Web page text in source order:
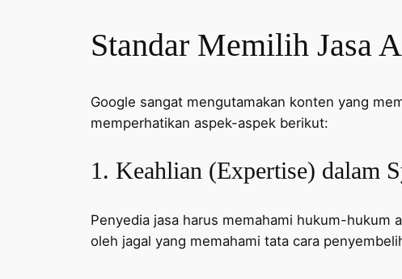
Standar Memilih Jasa
Google sangat mengutamakan konten yang
memperhatikan aspek-aspek berikut:
1. Keahlian (Expertise) dalam
Penyedia jasa harus memahami hukum-hukum
oleh jagal yang memahami tata cara